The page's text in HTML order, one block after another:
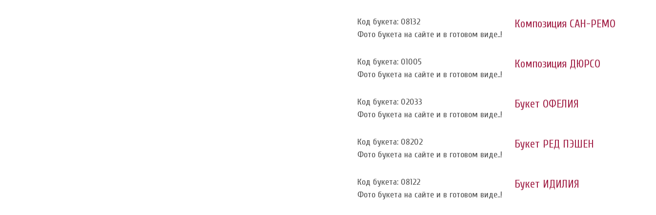
Код букета: 08132
Фото букета на сайте и в готовом виде..!
Композиция САН-РЕМО
Код букета: 01005
Фото букета на сайте и в готовом виде..!
Композиция ДЮРСО
Код букета: 02033
Фото букета на сайте и в готовом виде..!
Букет ОФЕЛИЯ
Код букета: 08202
Фото букета на сайте и в готовом виде..!
Букет РЕД ПЭШЕН
Код букета: 08122
Фото букета на сайте и в готовом виде..!
Букет ИДИЛИЯ